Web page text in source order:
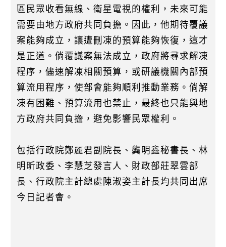
區民眾收看無線、衛星電視的權利，未來可能
需要由地方政府共同負擔。因此，他期待覆議
案能夠成立，讓遭刪凍的預算能夠恢復，這才
是正道。倘覆議案無法成立，政府將尋求解凍
程序，儘速解凍相關預算，或研議機關內部預
算流用程序，使部會能夠順利推動業務。倘解
凍有困難、預算流用也禁止，最終也只能與地
方政府共同負擔，避免影響民眾權利。
包括行政院鄭麗君副院長、龔明鑫秘書長、林
明昕政委、李慧芝發言人、財政部莊翠雲部
長、行政院主計總處陳淑姿主計長均共同出席
今日記者會。